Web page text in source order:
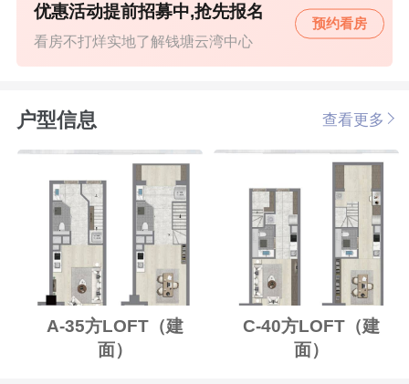
看房不打烊实地了解钱塘云湾中心
优惠活动提前招募中,抢先报名
预约看房
户型信息 查看更多
A-35方LOFT（建
面）
C-40方LOFT（建
面）